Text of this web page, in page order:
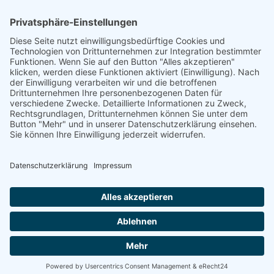
NEWSLETTER ABONNIEREN
ABONNIEREN
FOLGEN SIE UNS